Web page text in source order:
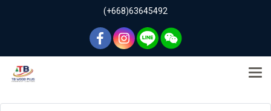
(+668)63645492